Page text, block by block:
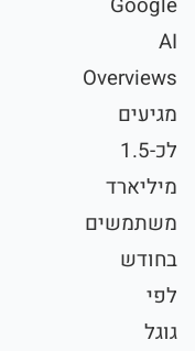
AI
Overviews
מגיעים
לכ-1.5
מיליארד
משתמשים
בחודש
לפי
גוגל